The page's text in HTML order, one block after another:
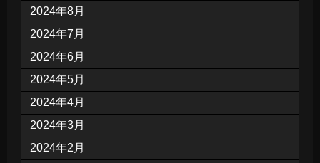
2024年8月
2024年7月
2024年6月
2024年5月
2024年4月
2024年3月
2024年2月